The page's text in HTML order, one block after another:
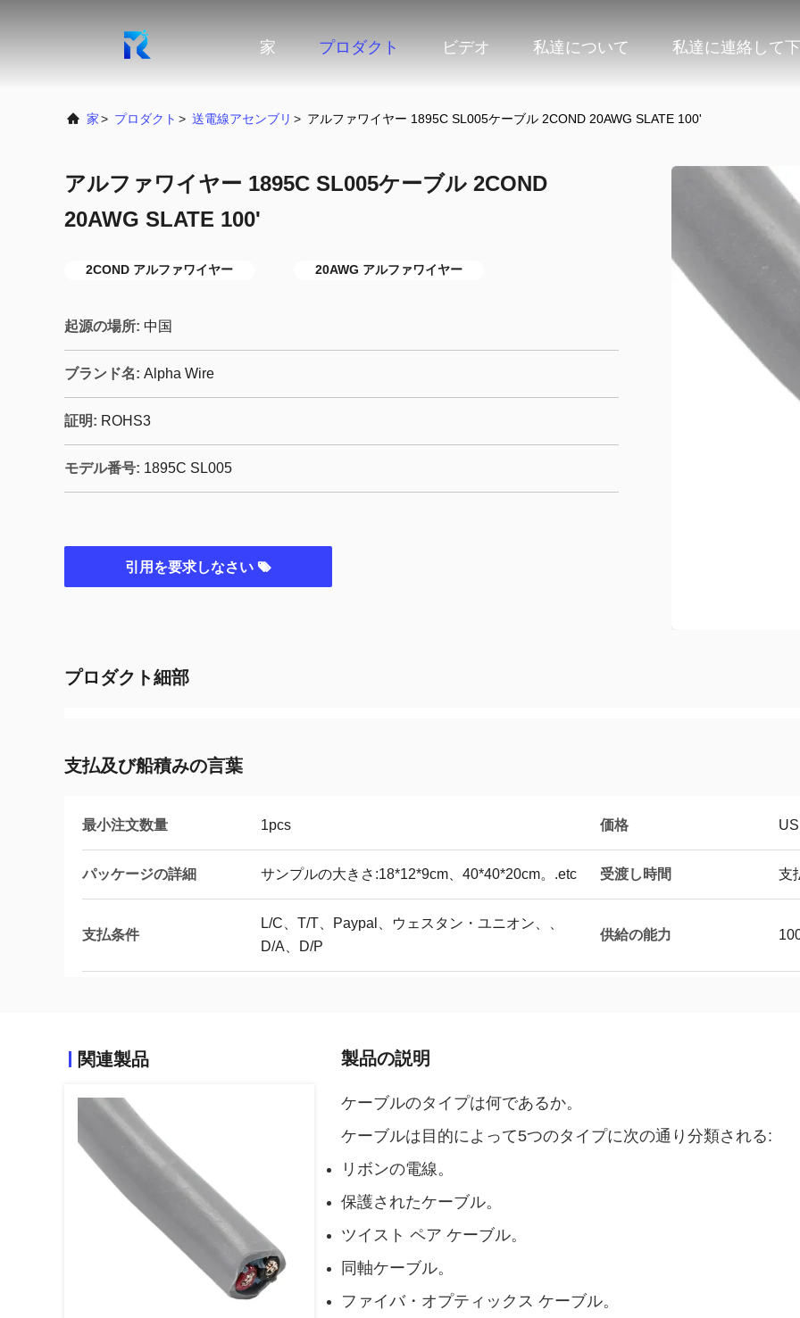
家 プロダクト ビデオ 私達について 私達に連絡して
家> プロダクト > 送電線アセンブリ > アルファワイヤー 1895C SL005ケーブル 2COND 20AWG SLATE 100'
アルファワイヤー 1895C SL005ケーブル 2COND
20AWG SLATE 100'
2COND アルファワイヤー 20AWG アルファワイヤー
起源の場所: 中国
ブランド名: Alpha Wire
証明: ROHS3
モデル番号: 1895C SL005
引用を要求しなさい
プロダクト細部
支払及び船積みの言葉
最小注文数量 1pcs 価格
パッケージの詳細 サンプルの大きさ:18*12*9cm、40*40*20cm。.etc 受渡し時間 支
支払条件
L/C、T/T、Paypal、ウェスタン・ユニオン、、
D/A、D/P
供給の能力
関連製品 製品の説明
ケーブルのタイプは何であるか。
ケーブルは目的によって5つのタイプに次の通り分類される:
リボンの電線。
保護されたケーブル。
ツイスト ペア ケーブル。
同軸ケーブル。
ファイバ・オプティックス ケーブル。